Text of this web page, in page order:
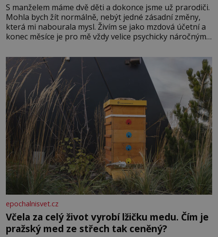
S manželem máme dvě děti a dokonce jsme už prarodiči.
Mohla bych žít normálně, nebýt jedné zásadní změny,
která mi nabourala mysl. Živím se jako mzdová účetní a
konec měsíce je pro mě vždy velice psychicky náročným
dál častěji volá o pomoc, co se hlídání týče. Dalo by se
epochalnisvet.cz
Včela za celý život vyrobí lžičku medu. Čím je
pražský med ze střech tak ceněný?